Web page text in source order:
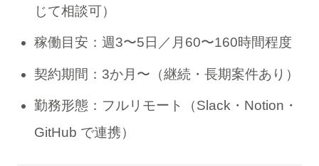
じて相談可）
稼働目安：週3〜5日／月60〜160時間程度
契約期間：3か月〜（継続・長期案件あり）
勤務形態：フルリモート（Slack・Notion・
GitHub で連携）